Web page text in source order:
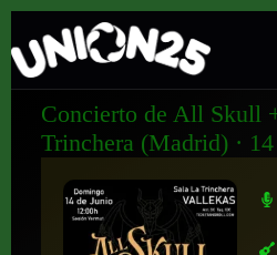
Concierto de All Skull
Trinchera (Madrid) ·